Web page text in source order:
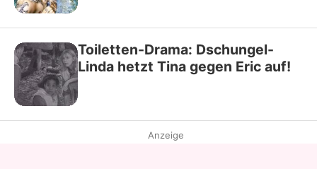
Toiletten-Drama: Dschungel-
Linda hetzt Tina gegen Eric auf!
Anzeige